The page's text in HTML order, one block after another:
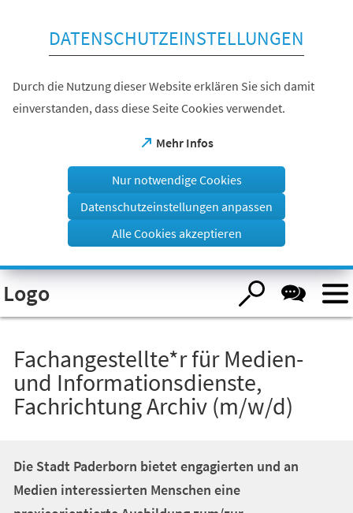
DATENSCHUTZEINSTELLUNGEN
Durch die Nutzung dieser Website erklären Sie sich damit
einverstanden, dass diese Seite Cookies verwendet.
Mehr Infos
(Öffnet
einem
Tab)
Nur notwendige Cookies
Datenschutzeinstellungen anpassen
Alle Cookies akzeptieren
Logo
Fachangestellte*r für Medien-
und Informationsdienste,
Fachrichtung Archiv (m/w/d)
Die Stadt Paderborn bietet engagierten und an
Medien interessierten Menschen eine